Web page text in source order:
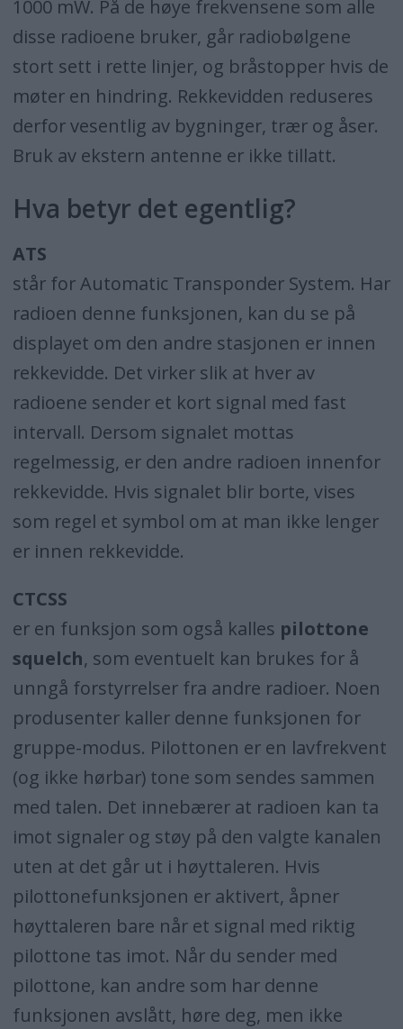
1000 mW. På de høye frekvensene som alle
disse radioene bruker, går radiobølgene
stort sett i rette linjer, og bråstopper hvis de
møter en hindring. Rekkevidden reduseres
derfor vesentlig av bygninger, trær og åser.
Bruk av ekstern antenne er ikke tillatt.
Hva betyr det egentlig?
ATS
står for Automatic Transponder System. Har
radioen denne funksjonen, kan du se på
displayet om den andre stasjonen er innen
rekkevidde. Det virker slik at hver av
radioene sender et kort signal med fast
intervall. Dersom signalet mottas
regelmessig, er den andre radioen innenfor
rekkevidde. Hvis signalet blir borte, vises
som regel et symbol om at man ikke lenger
er innen rekkevidde.
CTCSS
er en funksjon som også kalles pilottone
squelch, som eventuelt kan brukes for å
unngå forstyrrelser fra andre radioer. Noen
produsenter kaller denne funksjonen for
gruppe-modus. Pilottonen er en lavfrekvent
(og ikke hørbar) tone som sendes sammen
med talen. Det innebærer at radioen kan ta
imot signaler og støy på den valgte kanalen
uten at det går ut i høyttaleren. Hvis
pilottonefunksjonen er aktivert, åpner
høyttaleren bare når et signal med riktig
pilottone tas imot. Når du sender med
pilottone, kan andre som har denne
funksjonen avslått, høre deg, men ikke